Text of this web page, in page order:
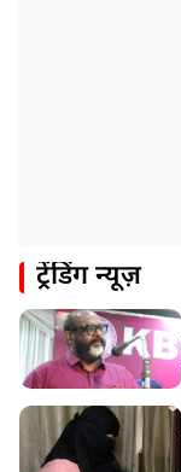
ट्रेंडिंग न्यूज़